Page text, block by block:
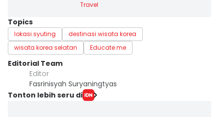
Travel
Topics
lokasi syuting
destinasi wisata korea
wisata korea selatan
Educate me
Editorial Team
Editor
Fasrinisyah Suryaningtyas
Tonton lebih seru di